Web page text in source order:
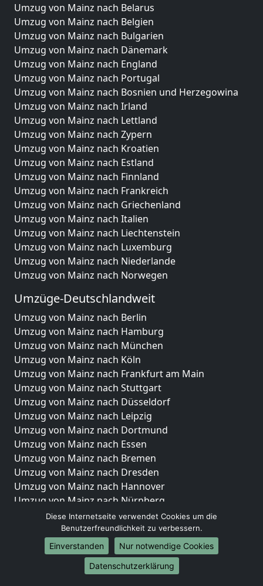
Umzug von Mainz nach Belarus
Umzug von Mainz nach Belgien
Umzug von Mainz nach Bulgarien
Umzug von Mainz nach Dänemark
Umzug von Mainz nach England
Umzug von Mainz nach Portugal
Umzug von Mainz nach Bosnien und Herzegowina
Umzug von Mainz nach Irland
Umzug von Mainz nach Lettland
Umzug von Mainz nach Zypern
Umzug von Mainz nach Kroatien
Umzug von Mainz nach Estland
Umzug von Mainz nach Finnland
Umzug von Mainz nach Frankreich
Umzug von Mainz nach Griechenland
Umzug von Mainz nach Italien
Umzug von Mainz nach Liechtenstein
Umzug von Mainz nach Luxemburg
Umzug von Mainz nach Niederlande
Umzug von Mainz nach Norwegen
Umzüge-Deutschlandweit
Umzug von Mainz nach Berlin
Umzug von Mainz nach Hamburg
Umzug von Mainz nach München
Umzug von Mainz nach Köln
Umzug von Mainz nach Frankfurt am Main
Umzug von Mainz nach Stuttgart
Umzug von Mainz nach Düsseldorf
Umzug von Mainz nach Leipzig
Umzug von Mainz nach Dortmund
Umzug von Mainz nach Essen
Umzug von Mainz nach Bremen
Umzug von Mainz nach Dresden
Umzug von Mainz nach Hannover
Umzug von Mainz nach Nürnberg
Umzug von Mainz nach Duisburg
Umzug von Mainz nach Bochum
Umzug von Mainz nach Wuppertal
Umzug von Mainz nach Bielefeld
Umzug von Mainz nach Bonn
Diese Internetseite verwendet Cookies um die
Benutzerfreundlichkeit zu verbessern.
Einverstanden
Nur notwendige Cookies
Datenschutzerklärung